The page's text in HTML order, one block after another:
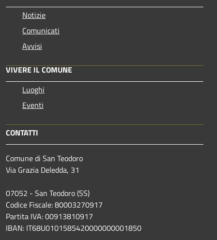
Notizie
Comunicati
Avvisi
VIVERE IL COMUNE
Luoghi
Eventi
CONTATTI
Comune di San Teodoro
Via Grazia Deledda, 31
07052 - San Teodoro (SS)
Codice Fiscale: 80003270917
Partita IVA: 00913810917
IBAN: IT68U0101585420000000001850